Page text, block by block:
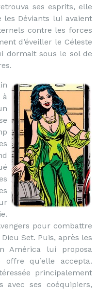
ses esprits, elle
Déviants lui avaient
contre les forces
d’éveiller le Céleste
dormait sous le sol de
pour combattre
Set. Puis, après les
América lui proposa
offre qu’elle accepta.
principalement
avec ses coéquipiers,